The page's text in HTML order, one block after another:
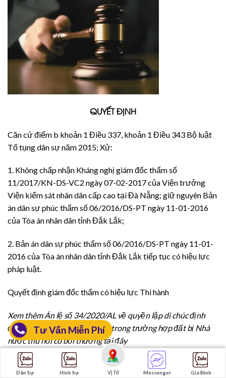
QUYẾT ĐỊNH
Căn cứ điểm b khoản 1 Điều 337, khoản 1 Điều 343 Bộ luật
Tố tụng dân sự năm 2015; Xử:
1. Không chấp nhận Kháng nghị giám đốc thẩm số
11/2017/KN-DS-VC2 ngày 07-02-2017 của Viện trưởng
Viện kiểm sát nhân dân cấp cao tại Đà Nẵng; giữ nguyên Bản
án dân sự phúc thẩm số 06/2016/DS-PT ngày 11-01-2016
của Tòa án nhân dân tỉnh Đắk Lắk;
2. Bản án dân sự phúc thẩm số 06/2016/DS-PT ngày 11-01-
2016 của Tòa án nhân dân tỉnh Đắk Lắk tiếp tục có hiệu lực
pháp luật.
Quyết định giám đốc thẩm có hiệu lực Thi hành
Xem thêm Án lệ số 34/2020/AL về quyền lập di chúc định
đoạt giá trị bồi thường về đất trong trường hợp đất bị Nhà
nước thu hồi có bồi thườngtại đây
Công ty Luật TNHH QR LAW
Tư Vấn Miễn Phí
Dân Sự Hình Sự Vị Trí Messenger Gia Đình